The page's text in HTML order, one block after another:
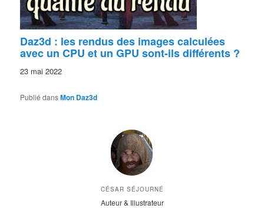
Daz3d : les rendus des images calculées
avec un CPU et un GPU sont-ils différents ?
23 mai 2022
Publié dansMon Daz3d
CÉSAR SÉJOURNÉ
Auteur & Illustrateur